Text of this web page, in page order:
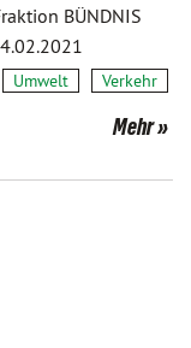
BÜNDNIS
Umwelt Verkehr
Mehr